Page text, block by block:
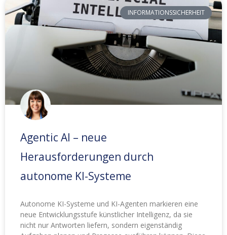
INFORMATIONSSICHERHEIT
Agentic AI – neue
Herausforderungen durch
autonome KI-Systeme
Autonome KI-Systeme und KI-Agenten markieren eine
neue Entwicklungsstufe künstlicher Intelligenz, da sie
nicht nur Antworten liefern, sondern eigenständig